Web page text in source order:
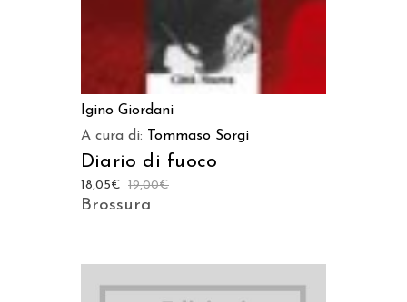
Igino Giordani
A cura di:
Tommaso Sorgi
Diario di fuoco
19,00€
18,05€
Brossura